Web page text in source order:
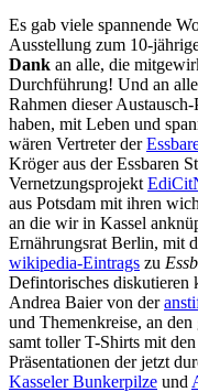
Es gab viele spannende
Ausstellung zum 10-
Dank an alle, die
Durchführung! Und an
Rahmen dieser
haben, mit Leben und
wären Vertreter der
Kröger aus der Essbaren
Vernetzungsprojekt
aus Potsdam mit ihren
an die wir in Kassel
Ernährungsrat Berlin, mit
wikipedia-Eintrags zu
Defintorisches diskutieren
Andrea Baier von der
und Themenkreise, an
samt toller T-Shirts mit
Präsentationen der jetzt
Kasseler Bunkerpilze und